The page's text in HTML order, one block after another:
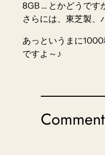
8GB … とかどうです
さらには、東芝製、
あっというまに
ですよ～♪